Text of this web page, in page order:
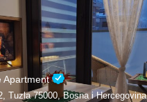
Apartment
Tuzla 75000, Bosna i Hercegovina